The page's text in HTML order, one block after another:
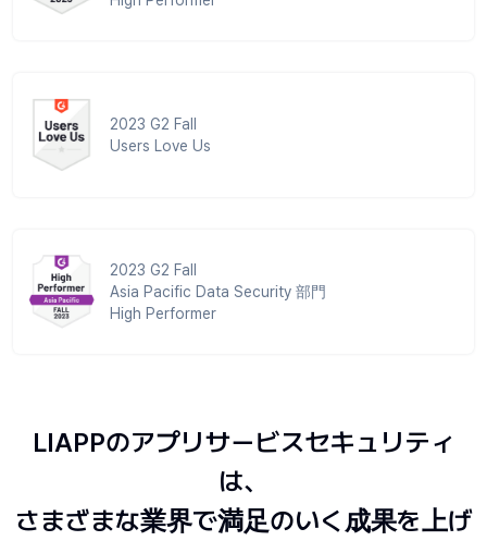
2023 G2 Fall
Users Love Us
2023 G2 Fall
Asia Pacific Data Security 部門
High Performer
LIAPPのアプリサービスセキュリティ
は、
さまざまな業界で満足のいく成果を上げ